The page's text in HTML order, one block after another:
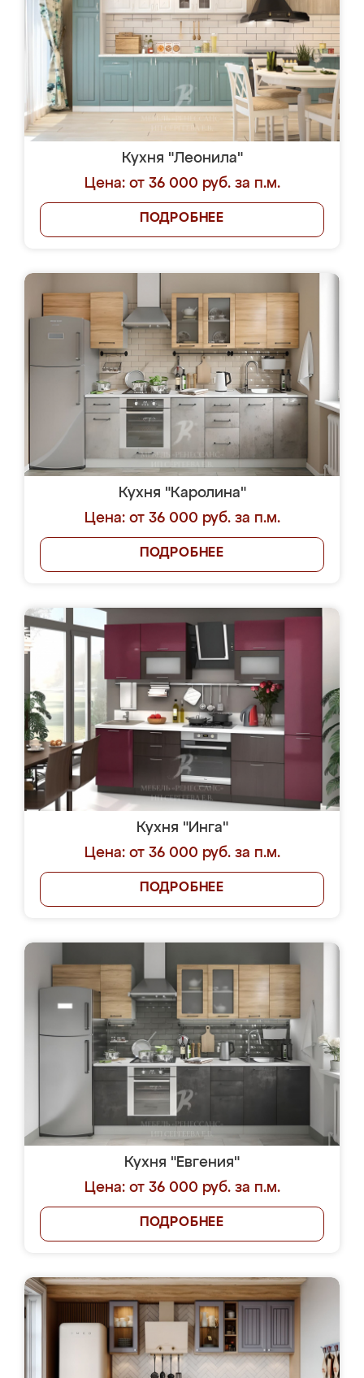
Кухня "Леонила"
Цена: от 36 000 руб. за п.м.
ПОДРОБНЕЕ
Кухня "Каролина"
Цена: от 36 000 руб. за п.м.
ПОДРОБНЕЕ
Кухня "Инга"
Цена: от 36 000 руб. за п.м.
ПОДРОБНЕЕ
Кухня "Евгения"
Цена: от 36 000 руб. за п.м.
ПОДРОБНЕЕ